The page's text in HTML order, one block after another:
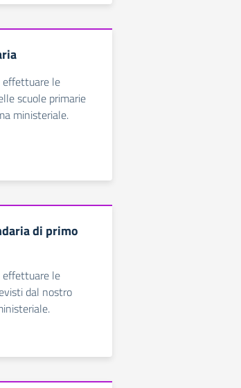
effettuare le
scuole primarie
ministeriale.
di primo
effettuare le
dal nostro